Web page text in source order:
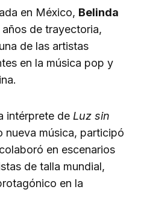
en México, Belinda
de trayectoria,
de las artistas
en la música pop y
intérprete de Luz sin
nueva música, participó
en escenarios
de talla mundial,
en la